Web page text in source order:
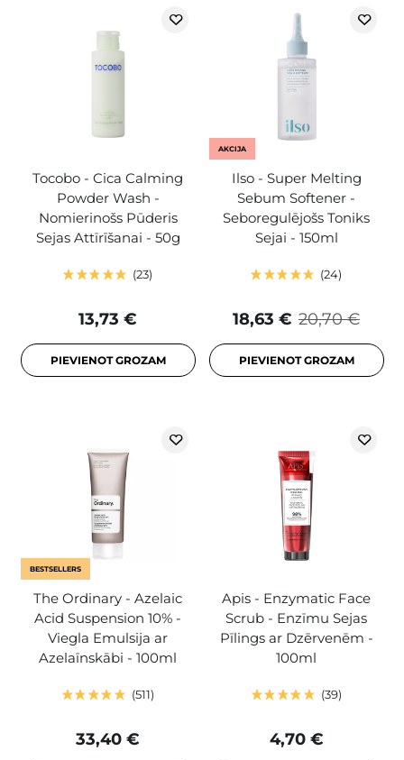
Tocobo - Cica Calming
Powder Wash -
Nomierinošs Pūderis
Sejas Attīrīšanai - 50g
23
13,73 €
PIEVIENOT GROZAM
AKCIJA
Ilso - Super Melting
Sebum Softener -
Seboregulējošs Toniks
Sejai - 150ml
24
20,70 €
18,63 €
PIEVIENOT GROZAM
BESTSELLERS
The Ordinary - Azelaic
Acid Suspension 10% -
Viegla Emulsija ar
Azelaīnskābi - 100ml
511
33,40 €
Apis - Enzymatic Face
Scrub - Enzīmu Sejas
Pīlings ar Dzērvenēm -
100ml
39
4,70 €